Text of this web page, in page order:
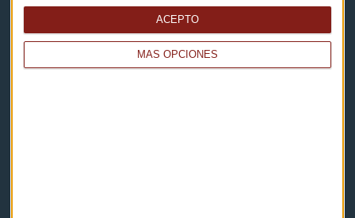
MÁS OPCIONES
ACEPTO
Contacto & Legal